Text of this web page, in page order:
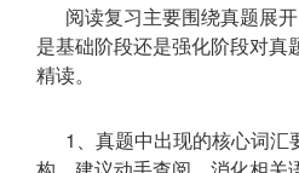
阅读复习主要围绕真题展
是基础阶段还是强化阶段对
精读。
1、真题中出现的核心词